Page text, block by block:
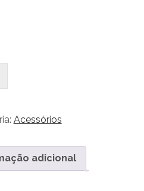
Acessórios
adicional